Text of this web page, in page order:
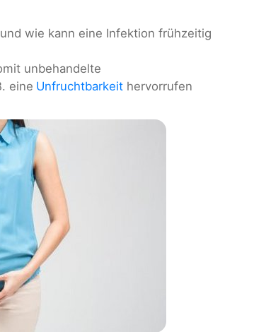
wie kann eine Infektion frühzeitig
unbehandelte
eine Unfruchtbarkeit hervorrufen